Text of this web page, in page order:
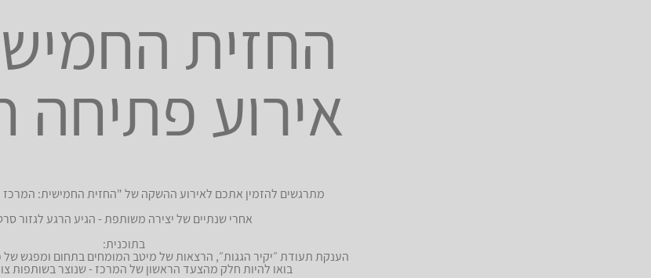
החזית
אירוע פתיחה
מתרגשים להזמין אתכם לאירוע ההשקה של "החזית החמישית: המרכז
אחרי שנתיים של יצירה משותפת - הגיע הרגע לגזור
בתוכנית:
הענקת תעודת ״יקיר הגגות״, הרצאות של מיטב המומחים בתחום ומפגש של
בואו להיות חלק מהצעד הראשון של המרכז - שנוצר בשותפות